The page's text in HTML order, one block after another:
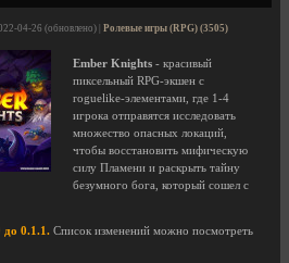
04-26 (обновлено) | Ролевые игры (RPG) (3505)
Ember Knights - красивый
пиксельный RPG-экшен с
roguelike-элементами, где 1-4
игрока отправятся исследовать
множество опасных локаций,
чтобы восстановить мифическую
силу Пламени и раскрыть тайну
безумного бога, который сошел с
до 0.1.1. Список изменений можно посмотреть